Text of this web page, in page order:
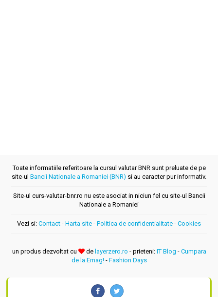
Toate informatiile referitoare la cursul valutar BNR sunt preluate de pe
site-ul Bancii Nationale a Romaniei (BNR) si au caracter pur informativ.
Site-ul curs-valutar-bnr.ro nu este asociat in niciun fel cu site-ul Bancii
Nationale a Romaniei
Vezi si: Contact - Harta site - Politica de confidentialitate - Cookies
un produs dezvoltat cu de layerzero.ro - prieteni: IT Blog - Cumpara
de la Emag!- Fashion Days